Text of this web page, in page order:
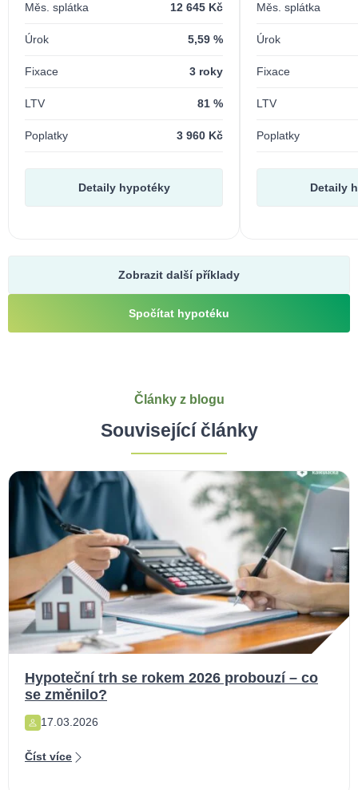
Měs. splátka 12 645 Kč
Úrok 5,59 %
Fixace 3 roky
LTV 81 %
Poplatky 3 960 Kč
Detaily hypotéky
Měs. splátka
Úrok
Fixace
LTV
Poplatky
Detaily
Zobrazit další příklady
Spočítat hypotéku
Články z blogu
Související články
Hypoteční trh se rokem 2026 probouzí – co
se změnilo?
17.03.2026
Číst více